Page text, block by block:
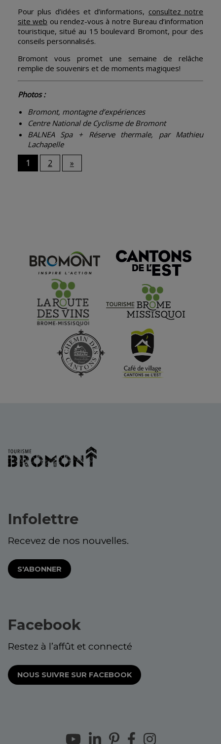
Pour plus d’idées et d’informations, consultez notre
site web ou rendez-vous à notre Bureau d’information
touristique, situé au 15 boulevard Bromont, pour des
conseils personnalisés.
Bromont vous promet une semaine de relâche
remplie de souvenirs et de moments magiques!
Photos :
Bromont, montagne d’expériences
Centre National de Cyclisme de Bromont
BALNEA Spa + Réserve thermale, par Mathieu
Lachapelle
1 2 »
Infolettre
Recevez de nos nouvelles.
S'ABONNER
Facebook
Restez à l’affût et connecté
NOUS SUIVRE SUR FACEBOOK